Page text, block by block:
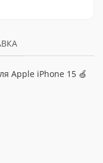
Apple iPhone 15 🍏